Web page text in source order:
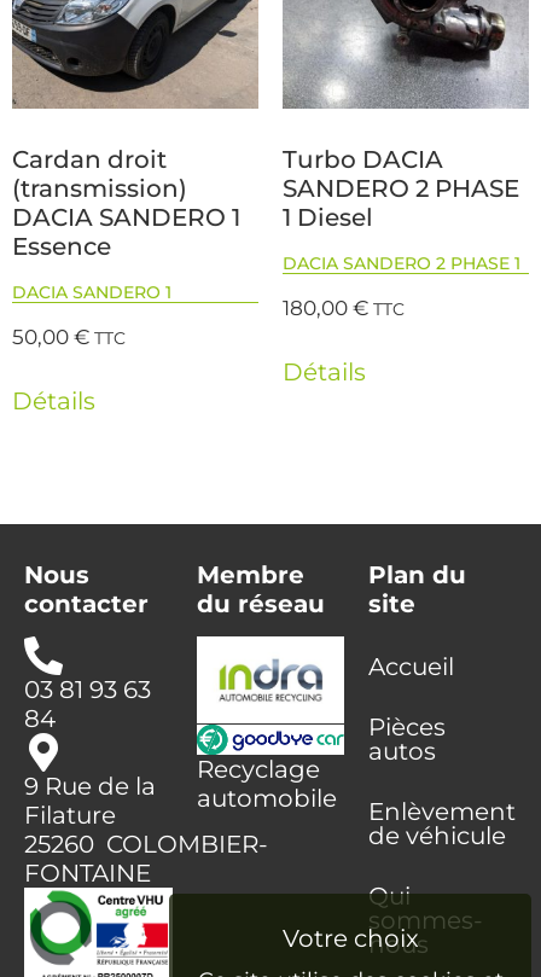
Cardan droit
(transmission)
DACIA SANDERO 1
Essence
DACIA SANDERO 1
50,00€ TTC
Détails
Turbo DACIA
SANDERO 2 PHASE
1 Diesel
DACIA SANDERO 2 PHASE 1
180,00€ TTC
Détails
Nous
contacter
03 81 93 63
84
9 Rue de la
Filature
25260 COLOMBIER-
FONTAINE
Membre
du réseau
Recyclage
automobile
Plan du
site
Accueil
Pièces
autos
Enlèvement
de véhicule
Qui
sommes-
nous